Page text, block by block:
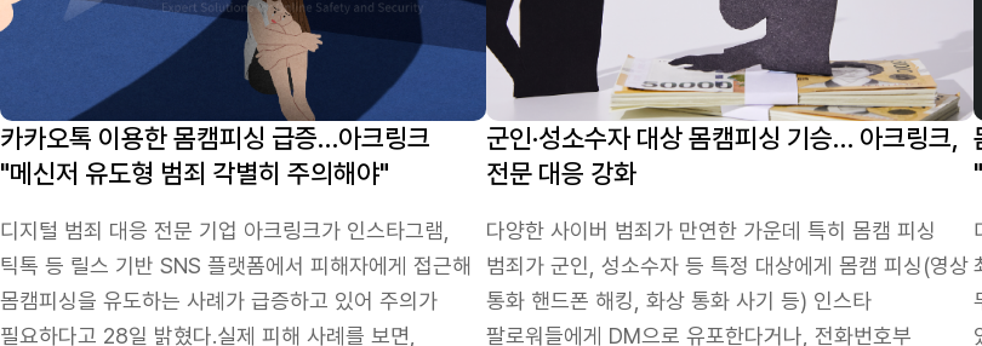
카카오톡 이용한 몸캠피싱 급증…아크링크
"메신저 유도형 범죄 각별히 주의해야"
디지털 범죄 대응 전문 기업 아크링크가 인스타그램,
틱톡 등 릴스 기반 SNS 플랫폼에서 피해자에게 접근해
몸캠피싱을 유도하는 사례가 급증하고 있어 주의가
필요하다고 28일 밝혔다.실제 피해 사례를 보면,
군인·성소수자 대상 몸캠피싱 기승… 아크링크,
전문 대응 강화
다양한 사이버 범죄가 만연한 가운데 특히 몸캠 피싱
범죄가 군인, 성소수자 등 특정 대상에게 몸캠 피싱(영상
통화 핸드폰 해킹, 화상 통화 사기 등) 인스타
팔로워들에게 DM으로 유포한다거나, 전화번호부